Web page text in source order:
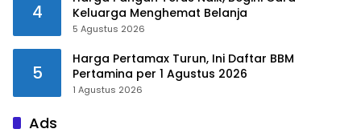
4
Keluarga Menghemat Belanja
5 Agustus 2026
5
Harga Pertamax Turun, Ini Daftar BBM
Pertamina per 1 Agustus 2026
1 Agustus 2026
Ads